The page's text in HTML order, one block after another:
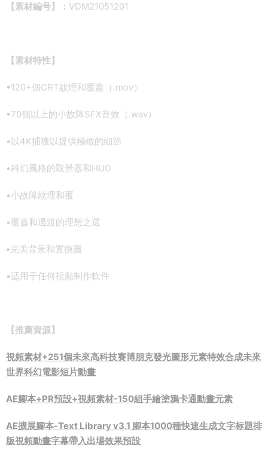
【素材編号】： VDM21051201
【素材特性】
•120+個CRT紋理和覆蓋（.mov）
•70個以上的小故障SFX音效（.wav）
•以4K捕獲以提供極緻的細節
•科幻風格的取景器和HUD
•小故障紋理和覆
•覆蓋和過渡的理想之選
•完美背景和置換圖
•适用于任何視頻制作軟件
【推薦資源】
視頻素材+251個未來高科技賽博朋克發光圖形元素特效合成未來
世界科幻電影短片動畫
AE腳本+PR預設+視頻素材-150組手繪塗鴉卡通動畫元素
AE擴展腳本-Text Library v3.1 腳本1000種快速生成文字标題排
版視頻動畫字幕帶入出場效果預設